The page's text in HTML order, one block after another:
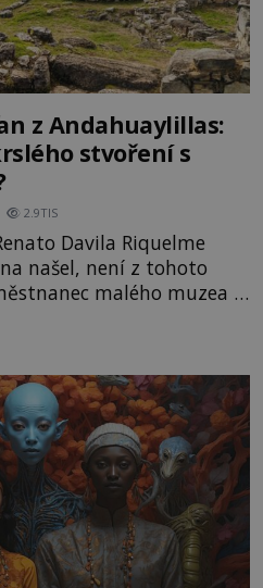
z Andahuaylillas:
stvoření s
2.9TIS
Davila Riquelme
našel, není z tohoto
malého muzea v
nedaleko
sestupuje z posvátné
Vědci
Už na